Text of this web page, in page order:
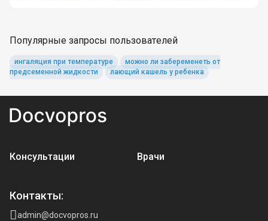
Популярные запросы пользователей
ингаляция при температуре
можно ли забеременеть от
предсеменной жидкости
лающий кашель у ребенка
Консультации Врачи
Контакты:
admin@docvopros.ru